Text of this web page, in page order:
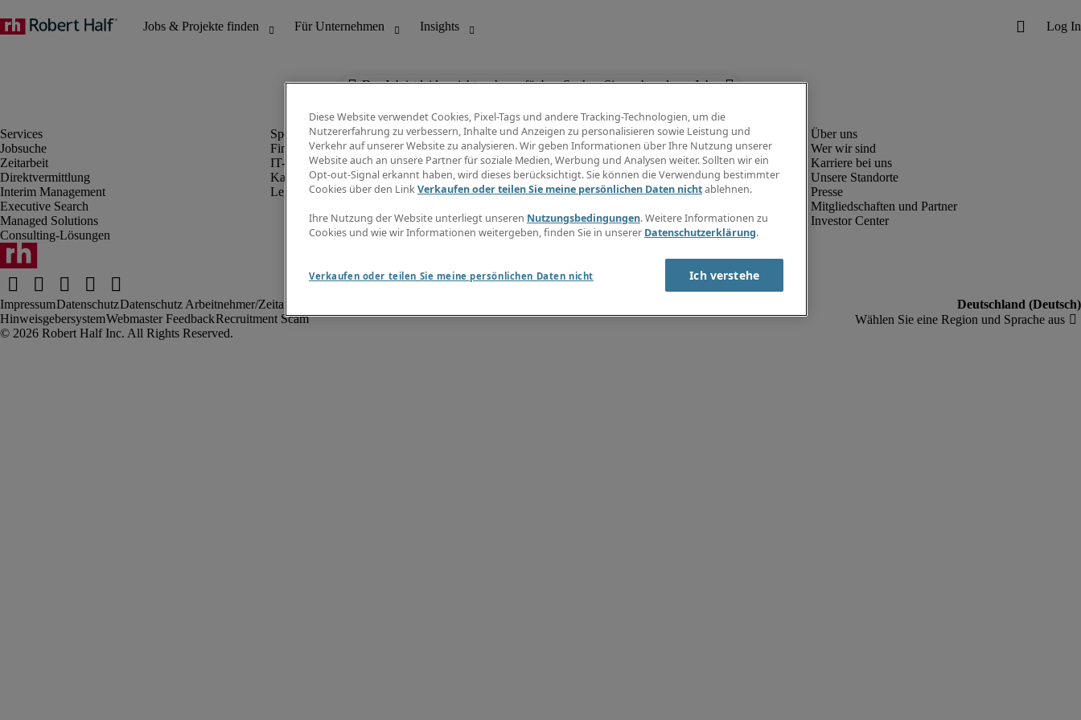
Der Job ist leider nicht mehr verfügbar. Suchen Sie nach anderen Jobs.
Jobsuche
Zeitarbeit
Direktvermittlung
Interim Management
Executive Search
Managed Solutions
Consulting-Lösungen
Finanz- & Rechnungswesen
IT-Bereich
Kaufmännischer Bereich
Legal
Info Center
Jobübersicht
Gehaltsübersicht
E-Learning
Wer wir sind
Karriere bei uns
Unsere Standorte
Presse
Mitgliedschaften und Partner
Investor Center
ImpressumDatenschutzDatenschutz Arbeitnehmer/Zeitarbeitskräfte
HinweisgebersystemWebmaster FeedbackRecruitment Scam
Diese Website verwendet Cookies, Pixel-Tags und andere Tracking-Technologien, um die
Nutzererfahrung zu verbessern, Inhalte und Anzeigen zu personalisieren sowie Leistung und
Verkehr auf unserer Website zu analysieren. Wir geben Informationen über Ihre Nutzung unserer
Website auch an unsere Partner für soziale Medien, Werbung und Analysen weiter. Sollten wir ein
Opt-out-Signal erkannt haben, wird dieses berücksichtigt. Sie können die Verwendung bestimmter
Cookies über den LinkVerkaufen oder teilen Sie meine persönlichen Daten nichtablehnen.
Ihre Nutzung der Website unterliegt unseren Nutzungsbedingungen. Weitere Informationen zu
Cookies und wie wir Informationen weitergeben, finden Sie in unserer Datenschutzerklärung.
Verkaufen oder teilen Sie meine persönlichen Daten nicht Ich verstehe